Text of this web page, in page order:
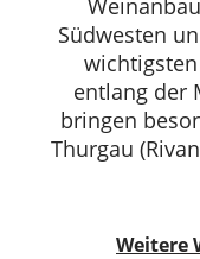
Südwesten
entlang der
bringen
Thurgau
Weitere